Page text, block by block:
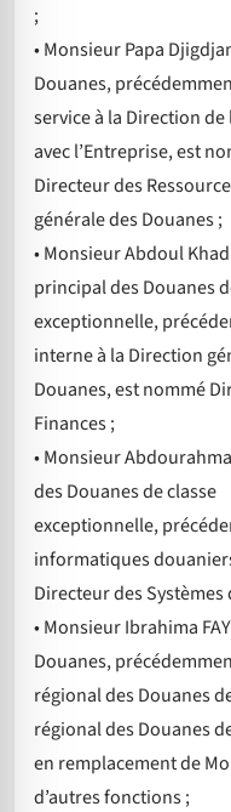
;
• Monsieur Papa
Douanes,
service à la Direction
avec l’Entreprise, est
Directeur des
générale des Douanes ;
• Monsieur Abdoul
principal des Douanes
exceptionnelle,
interne à la Direction
Douanes, est nommé
Finances ;
• Monsieur
des Douanes de classe
exceptionnelle,
informatiques
Directeur des
• Monsieur Ibrahima
Douanes,
régional des Douanes
régional des Douanes
en remplacement de
d’autres fonctions ;